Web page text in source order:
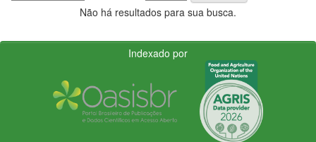
Não há resultados para sua busca.
Indexado por